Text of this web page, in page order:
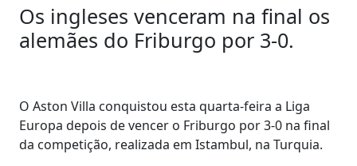
Os ingleses venceram na final os
alemães do Friburgo por 3-0.
O Aston Villa conquistou esta quarta-feira a Liga
Europa depois de vencer o Friburgo por 3-0 na final
da competição, realizada em Istambul, na Turquia.